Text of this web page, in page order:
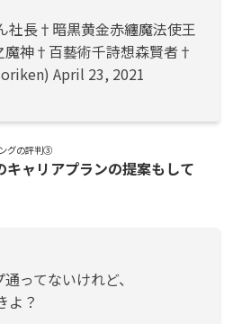
長†暗黒黄金赤纏魔法使王
神†百藝術千詩想森賢者†
April 23, 2021
グの評判③
キャリアプランの提案もして
ってないけれど、
よ？